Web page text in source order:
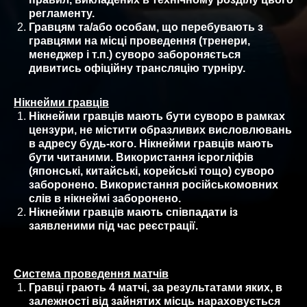
регламенту.
Гравцям та/або особам, що перебувають з
гравцями на місці проведення (тренери,
менеджер і т.п.) суворо забороняється
дивитись офіційну трансляцію турніру.
Нікнейми гравців
Нікнейми гравців мають бути суворо в рамках
цензури, не містити образливих висловлювань
в адресу будь-кого. Нікнейми гравців мають
бути читаними. Використання ієрогліфів
(японські, китайські, корейські тощо) суворо
заборонено. Використання російськомовних
слів в нікнеймі заборонено.
Нікнейми гравців мають співпадати із
заявленими під час реєстрації.
Система проведення матчів
Гравці грають 4 матчі, за результатами яких, в
залежності від зайнятих місць нараховується